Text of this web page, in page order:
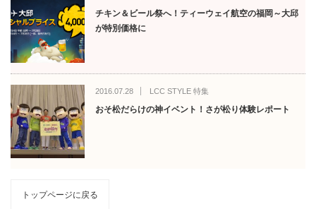
チキン＆ビール祭へ！ティーウェイ航空の福岡～大邱
が特別価格に
2016.07.28 LCC STYLE 特集
おそ松だらけの神イベント！さが松り体験レポート
トップページに戻る